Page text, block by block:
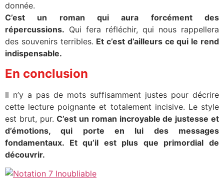
donnée.
C’est un roman qui aura forcément des
répercussions. Qui fera réfléchir, qui nous rappellera
des souvenirs terribles. Et c’est d’ailleurs ce qui le rend
indispensable.
En conclusion
Il n’y a pas de mots suffisamment justes pour décrire
cette lecture poignante et totalement incisive. Le style
est brut, pur.C’est un roman incroyable de justesse et
d’émotions, qui porte en lui des messages
fondamentaux. Et qu’il est plus que primordial de
découvrir.